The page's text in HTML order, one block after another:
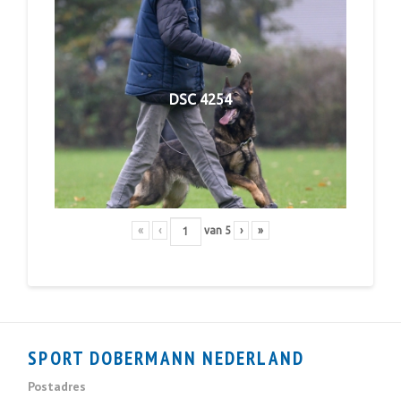
DSC 4254
« ‹ van 5 › »
SPORT DOBERMANN NEDERLAND
Postadres